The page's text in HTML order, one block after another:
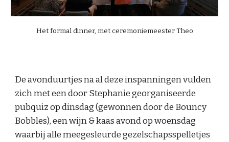
Het formal dinner, met ceremoniemeester Theo
De avonduurtjes na al deze inspanningen vulden
zich met een door Stephanie georganiseerde
pubquiz op dinsdag (gewonnen door de Bouncy
Bobbles), een wijn & kaas avond op woensdag
waarbij alle meegesleurde gezelschapsspelletjes